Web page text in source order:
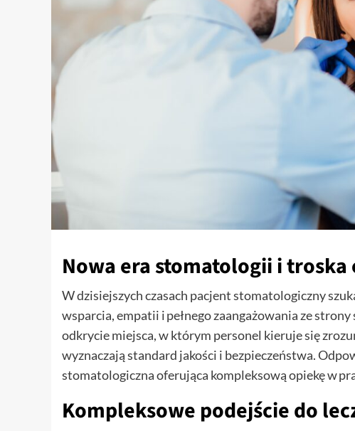
Nowa era stomatologii i troska
W dzisiejszych czasach pacjent stomatologiczny
wsparcia, empatii i pełnego zaangażowania ze
odkrycie miejsca, w którym personel kieruje się
wyznaczają standard jakości i bezpieczeństwa.
stomatologiczna oferująca kompleksową opiekę w
Kompleksowe podejście do